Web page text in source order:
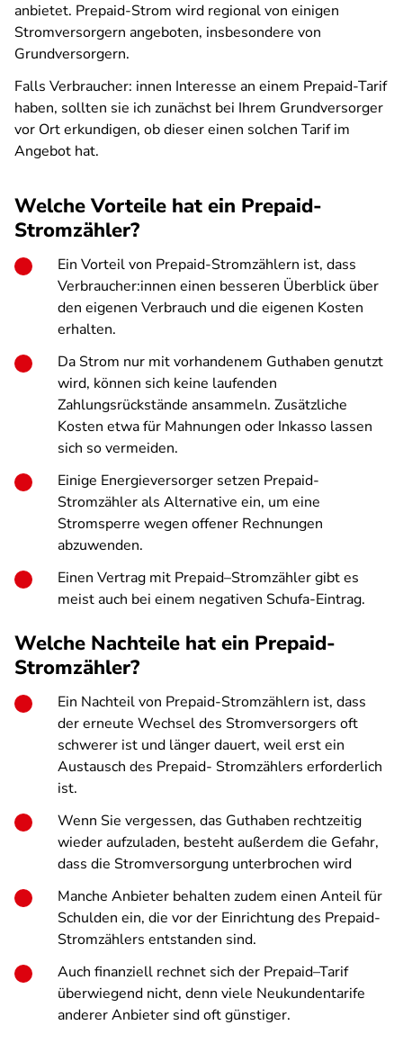
anbietet. Prepaid-Strom wird regional von einigen
Stromversorgern angeboten, insbesondere von
Grundversorgern.
Falls Verbraucher: innen Interesse an einem Prepaid-Tarif
haben, sollten sie ich zunächst bei Ihrem Grundversorger
vor Ort erkundigen, ob dieser einen solchen Tarif im
Angebot hat.
Welche Vorteile hat ein Prepaid-
Stromzähler?
Ein Vorteil von Prepaid-Stromzählern ist, dass
Verbraucher:innen einen besseren Überblick über
den eigenen Verbrauch und die eigenen Kosten
erhalten.
Da Strom nur mit vorhandenem Guthaben genutzt
wird, können sich keine laufenden
Zahlungsrückstände ansammeln. Zusätzliche
Kosten etwa für Mahnungen oder Inkasso lassen
sich so vermeiden.
Einige Energieversorger setzen Prepaid-
Stromzähler als Alternative ein, um eine
Stromsperre wegen offener Rechnungen
abzuwenden.
Einen Vertrag mit Prepaid–Stromzähler gibt es
meist auch bei einem negativen Schufa-Eintrag.
Welche Nachteile hat ein Prepaid-
Stromzähler?
Ein Nachteil von Prepaid-Stromzählern ist, dass
der erneute Wechsel des Stromversorgers oft
schwerer ist und länger dauert, weil erst ein
Austausch des Prepaid- Stromzählers erforderlich
ist.
Wenn Sie vergessen, das Guthaben rechtzeitig
wieder aufzuladen, besteht außerdem die Gefahr,
dass die Stromversorgung unterbrochen wird
Manche Anbieter behalten zudem einen Anteil für
Schulden ein, die vor der Einrichtung des Prepaid-
Stromzählers entstanden sind.
Auch finanziell rechnet sich der Prepaid–Tarif
überwiegend nicht, denn viele Neukundentarife
anderer Anbieter sind oft günstiger.